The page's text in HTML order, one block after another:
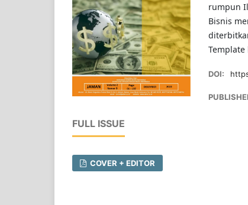
rumpun
Bisnis
DOI:
FULL ISSUE
COVER + EDITOR